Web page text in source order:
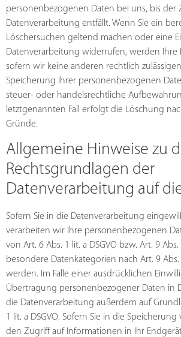
personenbezogenen Daten bei uns, bis der
Datenverarbeitung entfällt. Wenn Sie ein
Löschersuchen geltend machen oder eine
Datenverarbeitung widerrufen, werden Ihre
sofern wir keine anderen rechtlich
Speicherung Ihrer personenbezogenen
steuer- oder handelsrechtliche
letztgenannten Fall erfolgt die Löschung
Gründe.
Allgemeine Hinweise zu
Rechtsgrundlagen der
Datenverarbeitung auf
Sofern Sie in die Datenverarbeitung
verarbeiten wir Ihre personenbezogenen
von Art. 6 Abs. 1 lit. a DSGVO bzw. Art. 9 Abs.
besondere Datenkategorien nach Art. 9 Abs.
werden. Im Falle einer ausdrücklichen
Übertragung personenbezogener Daten in
die Datenverarbeitung außerdem auf
1 lit. a DSGVO. Sofern Sie in die
den Zugriff auf Informationen in Ihr Endgerät